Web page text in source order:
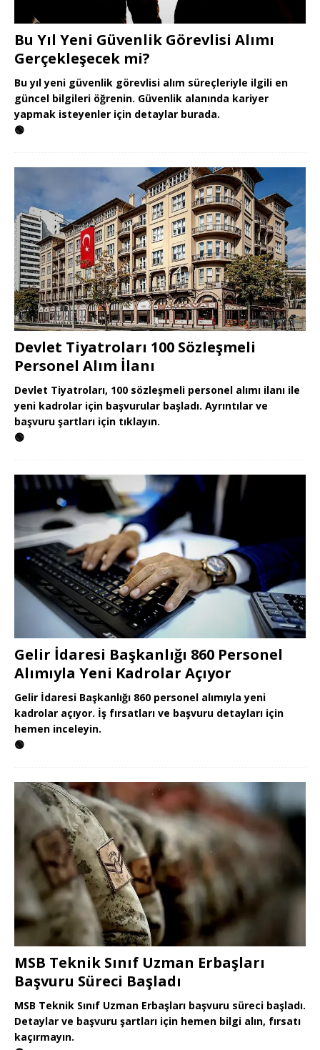
Bu Yıl Yeni Güvenlik Görevlisi Alımı
Gerçekleşecek mi?
Bu yıl yeni güvenlik görevlisi alım süreçleriyle ilgili en
güncel bilgileri öğrenin. Güvenlik alanında kariyer
yapmak isteyenler için detaylar burada.
🟢
Devlet Tiyatroları 100 Sözleşmeli
Personel Alım İlanı
Devlet Tiyatroları, 100 sözleşmeli personel alımı ilanı ile
yeni kadrolar için başvurular başladı. Ayrıntılar ve
başvuru şartları için tıklayın.
🟢
Gelir İdaresi Başkanlığı 860 Personel
Alımıyla Yeni Kadrolar Açıyor
Gelir İdaresi Başkanlığı 860 personel alımıyla yeni
kadrolar açıyor. İş fırsatları ve başvuru detayları için
hemen inceleyin.
🟢
MSB Teknik Sınıf Uzman Erbaşları
Başvuru Süreci Başladı
MSB Teknik Sınıf Uzman Erbaşları başvuru süreci başladı.
Detaylar ve başvuru şartları için hemen bilgi alın, fırsatı
kaçırmayın.